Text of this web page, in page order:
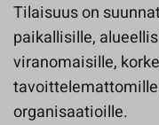
Tilaisuus on
paikallisille,
viranomaisille,
organisaatioille.